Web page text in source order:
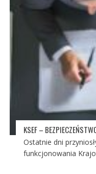
KSEF –
Ostatnie dni
funkcjonowania